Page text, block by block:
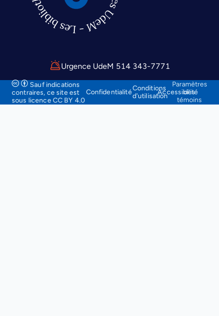
Urgence UdeM 514 343-7771
Sauf indications
contraires, ce siteest
sous licence CC BY 4.0
ConfidentialitéConditions
d'utilisationAccessibilité
Paramètres
des
témoins